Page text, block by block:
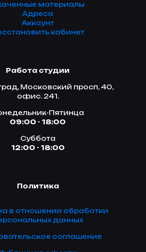
материалы
Адреса
Аккаунт
кабинет
Работа студии
Московский просп, 40,
офис. 241.
Пятинца
09:00 - 18:00
Суббота
12:00 - 18:00
Политика
в отношении обработки
данных
соглашение